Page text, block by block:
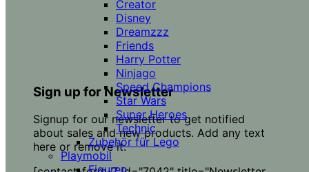
Sign up for Newsletter
Signup for our newsletter to get notified
about sales and new products. Add any text
here or remove it.
Creator
Disney
Dreamzzz
Friends
Harry Potter
Ninjago
Speed Champions
Star Wars
Super Heroes
Technic
Zubehör für Lego
Playmobil
Figuren